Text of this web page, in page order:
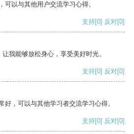
可以与其他用户交流学习心得。
支持[0] 反对[0]
我能够放松身心，享受美好时光。
支持[0] 反对[0]
好，可以与其他学习者交流学习心得。
支持[0] 反对[0]